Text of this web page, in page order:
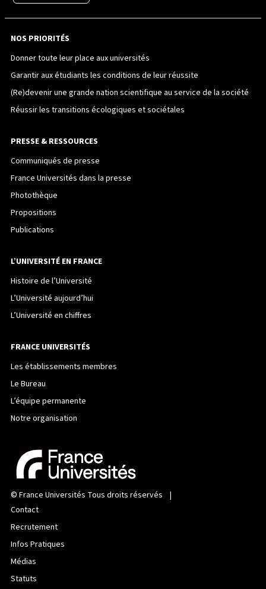
NOS PRIORITÉS
Donner toute leur place aux universités
Garantir aux étudiants les conditions de leur réussite
(Re)devenir une grande nation scientifique au service de la société
Réussir les transitions écologiques et sociétales
PRESSE & RESSOURCES
Communiqués de presse
France Universités dans la presse
Photothèque
Propositions
Publications
L’UNIVERSITÉ EN FRANCE
Histoire de l’Université
L’Université aujourd’hui
L’Université en chiffres
FRANCE UNIVERSITÉS
Les établissements membres
Le Bureau
L’équipe permanente
Notre organisation
© France Universités Tous droits réservés |
Contact
Recrutement
Infos Pratiques
Médias
Statuts